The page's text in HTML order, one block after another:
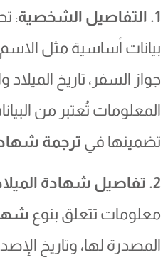
:
بيانات أساسية مثل الاسم
جواز السفر، تاريخ الميلاد
المعلومات تُعتبر من
تضمينها في ترجمة شهادة
2. تفاصيل شهادة الميلاد
معلومات تتعلق بنوع
المصدرة لها، وتاريخ